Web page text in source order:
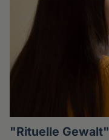
"Rituelle Gewalt"